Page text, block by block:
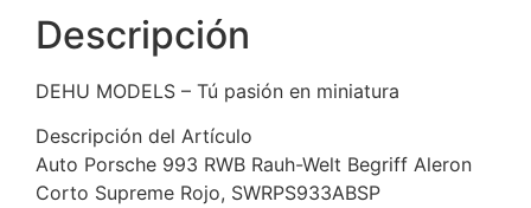
Descripción
DEHU MODELS – Tú pasión en miniatura
Descripción del Artículo
Auto Porsche 993 RWB Rauh-Welt Begriff Aleron
Corto Supreme Rojo, SWRPS933ABSP